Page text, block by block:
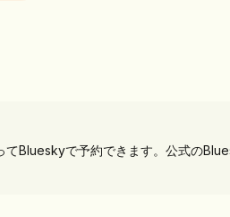
Blueskyで予約できます。公式の